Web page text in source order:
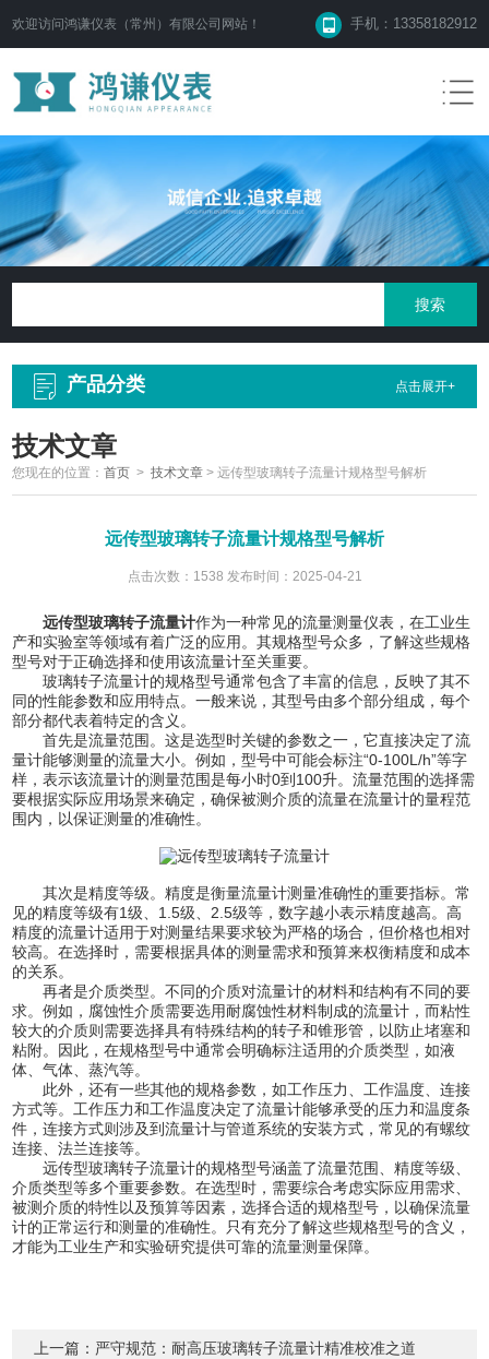
欢迎访问鸿谦仪表（常州）有限公司网站！ 手机：13358182912
产品分类 点击展开+
技术文章
您现在的位置：首页 >技术文章 >远传型玻璃转子流量计规格型号解析
远传型玻璃转子流量计规格型号解析
点击次数：1538 发布时间：2025-04-21
远传型玻璃转子流量计作为一种常见的流量测量仪表，在工业生
产和实验室等领域有着广泛的应用。其规格型号众多，了解这些规格
型号对于正确选择和使用该流量计至关重要。
玻璃转子流量计的规格型号通常包含了丰富的信息，反映了其不
同的性能参数和应用特点。一般来说，其型号由多个部分组成，每个
部分都代表着特定的含义。
首先是流量范围。这是选型时关键的参数之一，它直接决定了流
量计能够测量的流量大小。例如，型号中可能会标注“0-100L/h”等字
样，表示该流量计的测量范围是每小时0到100升。流量范围的选择需
要根据实际应用场景来确定，确保被测介质的流量在流量计的量程范
围内，以保证测量的准确性。
其次是精度等级。精度是衡量流量计测量准确性的重要指标。常
见的精度等级有1级、1.5级、2.5级等，数字越小表示精度越高。高
精度的流量计适用于对测量结果要求较为严格的场合，但价格也相对
较高。在选择时，需要根据具体的测量需求和预算来权衡精度和成本
的关系。
再者是介质类型。不同的介质对流量计的材料和结构有不同的要
求。例如，腐蚀性介质需要选用耐腐蚀性材料制成的流量计，而粘性
较大的介质则需要选择具有特殊结构的转子和锥形管，以防止堵塞和
粘附。因此，在规格型号中通常会明确标注适用的介质类型，如液
体、气体、蒸汽等。
此外，还有一些其他的规格参数，如工作压力、工作温度、连接
方式等。工作压力和工作温度决定了流量计能够承受的压力和温度条
件，连接方式则涉及到流量计与管道系统的安装方式，常见的有螺纹
连接、法兰连接等。
远传型玻璃转子流量计的规格型号涵盖了流量范围、精度等级、
介质类型等多个重要参数。在选型时，需要综合考虑实际应用需求、
被测介质的特性以及预算等因素，选择合适的规格型号，以确保流量
计的正常运行和测量的准确性。只有充分了解这些规格型号的含义，
才能为工业生产和实验研究提供可靠的流量测量保障。
上一篇： 严守规范：耐高压玻璃转子流量计精准校准之道